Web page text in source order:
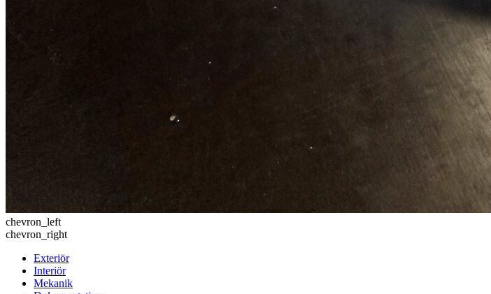
chevron_left
chevron_right
Exteriör
Interiör
Mekanik